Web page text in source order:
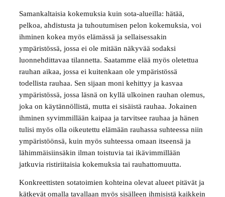
Samankaltaisia kokemuksia kuin sota-alueilla: hätää,
pelkoa, ahdistusta ja tuhoutumisen pelon kokemuksia, voi
ihminen kokea myös elämässä ja sellaisessakin
ympäristössä, jossa ei ole mitään näkyvää sodaksi
luonnehdittavaa tilannetta. Saatamme elää myös oletettua
rauhan aikaa, jossa ei kuitenkaan ole ympäristössä
todellista rauhaa. Sen sijaan moni kehittyy ja kasvaa
ympäristössä, jossa läsnä on kyllä ulkoinen rauhan olemus,
joka on käytännöllistä, mutta ei sisäistä rauhaa. Jokainen
ihminen syvimmillään kaipaa ja tarvitsee rauhaa ja hänen
tulisi myös olla oikeutettu elämään rauhassa suhteessa niin
ympäristöönsä, kuin myös suhteessa omaan itseensä ja
lähimmäisiinsäkin ilman toistuvia tai ikävimmillään
jatkuvia ristiriitaisia kokemuksia tai rauhattomuutta.
Konkreettisten sotatoimien kohteina olevat alueet pitävät ja
kätkevät omalla tavallaan myös sisälleen ihmisistä kaikkein